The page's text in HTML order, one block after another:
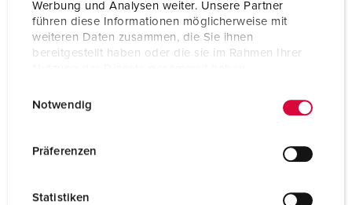
Werbung und Analysen weiter. Unsere Partner
führen diese Informationen möglicherweise mit
weiteren Daten zusammen, die Sie ihnen
bereitgestellt haben oder die sie im Rahmen Ihrer
Notwendig
Präferenzen
Statistiken